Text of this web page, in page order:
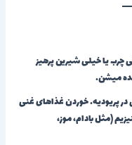
یا خیلی شیرین پرهیز
میشن.
پریودیه. خوردن غذاهای غنی
(مثل بادام، موز،